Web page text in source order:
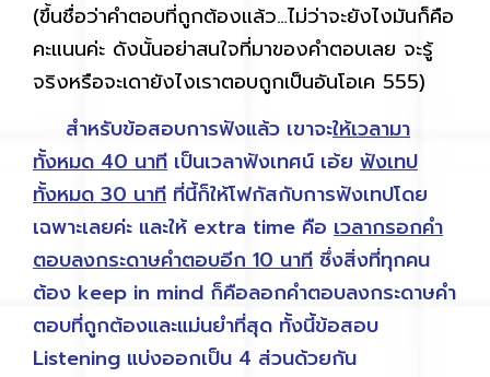
(ขึ้นชื่อว่าคำตอบที่ถูกต้องแล้ว…ไม่ว่าจะยังไงมันก็คือ
คะแนนค่ะ ดังนั้นอย่าสนใจที่มาของคำตอบเลย จะรู้
จริงหรือจะเดายังไงเราตอบถูกเป็นอันโอเค 555)
สำหรับข้อสอบการฟังแล้ว เขาจะให้เวลามา
ทั้งหมด 40 นาที เป็นเวลาฟังเทศน์ เอ้ย ฟังเทป
ทั้งหมด 30 นาที ที่นี้ก็ให้โฟกัสกับการฟังเทปโดย
เฉพาะเลยค่ะ และให้ extra time คือ เวลากรอกคำ
ตอบลงกระดาษคำตอบอีก 10 นาที ซึ่งสิ่งที่ทุกคน
ต้อง keep in mind ก็คือลอกคำตอบลงกระดาษคำ
ตอบที่ถูกต้องและแม่นยำที่สุด ทั้งนี้ข้อสอบ
Listening แบ่งออกเป็น 4 ส่วนด้วยกัน